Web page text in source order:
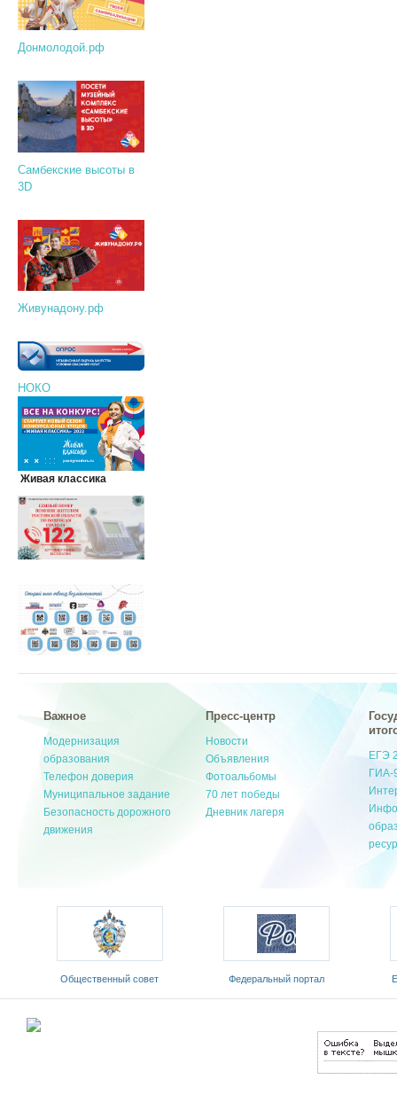
Донмолодой.рф
Самбекские высоты в
3D
Живунадону.рф
НОКО
Живая классика
Важное
Модернизация
образования
Телефон доверия
Муниципальное задание
Безопасность дорожного
движения
Пресс-центр
Новости
Объявления
Фотоальбомы
70 лет победы
Дневник лагеря
ЕГЭ
ГИА-
Общественный совет
Министерства образования и
Федеральный портал
«Российское образование»